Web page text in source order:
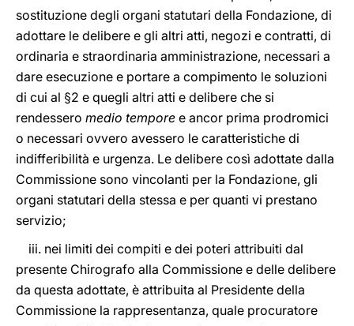
sostituzione degli organi statutari della Fondazione, di
adottare le delibere e gli altri atti, negozi e contratti, di
ordinaria e straordinaria amministrazione, necessari a
dare esecuzione e portare a compimento le soluzioni
di cui al §2 e quegli altri atti e delibere che si
rendessero medio tempore e ancor prima prodromici
o necessari ovvero avessero le caratteristiche di
indifferibilità e urgenza. Le delibere così adottate dalla
Commissione sono vincolanti per la Fondazione, gli
organi statutari della stessa e per quanti vi prestano
servizio;
iii. nei limiti dei compiti e dei poteri attribuiti dal
presente Chirografo alla Commissione e delle delibere
da questa adottate, è attribuita al Presidente della
Commissione la rappresentanza, quale procuratore